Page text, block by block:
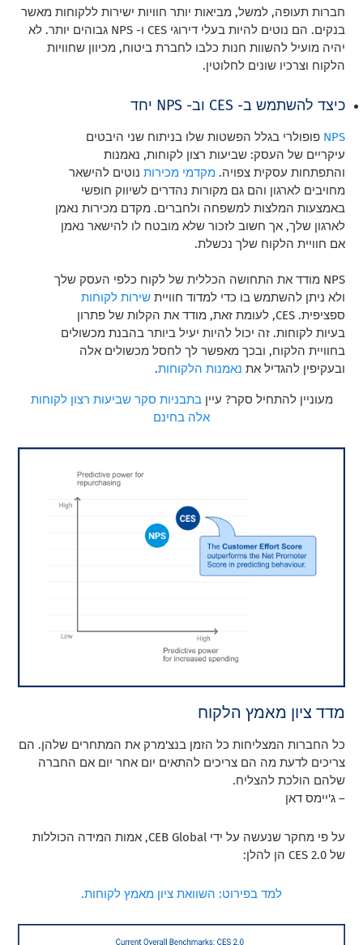
חברות תעופה, למשל, מביאות יותר חוויות ישירות ללקוחות מאשר
בנקים. הם נוטים להיות בעלי דירוגי CES ו- NPS גבוהים יותר. לא
יהיה מועיל להשוות חנות כלבו לחברת ביטוח, מכיוון שחוויות
הלקוח וצרכיו שונים לחלוטין.
כיצד להשתמש ב- CES וב- NPS יחד
NPS פופולרי בגלל הפשטות שלו בניתוח שני היבטים
עיקריים של העסק: שביעות רצון לקוחות, נאמנות
והתפתחות עסקית צפויה.מקדמי מכירות נוטים להישאר
מחויבים לארגון והם גם מקורות נהדרים לשיווק חופשי
באמצעות המלצות למשפחה ולחברים. מקדם מכירות נאמן
לארגון שלך, אך חשוב לזכור שלא מובטח לו להישאר נאמן
אם חוויית הלקוח שלך נכשלת.
NPS מודד את התחושה הכללית של לקוח כלפי העסק שלך
ולא ניתן להשתמש בו כדי למדוד חווייתשירות לקוחות
ספציפית. CES, לעומת זאת, מודד את הקלות של פתרון
בעיות לקוחות. זה יכול להיות יעיל ביותר בהבנת מכשולים
בחוויית הלקוח, ובכך מאפשר לך לחסל מכשולים אלה
ובעקיפין להגדיל את נאמנות הלקוחות.
מעוניין להתחיל סקר? עייןבתבניות סקר שביעות רצון לקוחות
אלה בחינם
מדד ציון מאמץ הלקוח
כל החברות המצליחות כל הזמן בנצ'מרק את המתחרים שלהן. הם
צריכים לדעת מה הם צריכים להתאים יום אחר יום אם החברה
שלהם הולכת להצליח.
– ג'יימס דאן
על פי מחקר שנעשה על ידי CEB Global, אמות המידה הכוללות
של CES 2.0 הן להלן:
למד בפירוט: השוואת ציון מאמץ לקוחות.